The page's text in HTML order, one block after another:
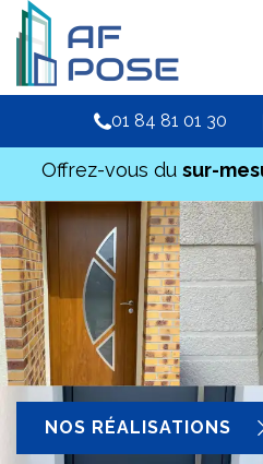
01 84 81 01 30
Offrez-vous du sur-
NOS RÉALISATIONS